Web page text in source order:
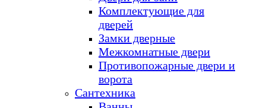
Комплектующие для
дверей
Замки дверные
Межкомнатные двери
Противопожарные двери и
ворота
Сантехника